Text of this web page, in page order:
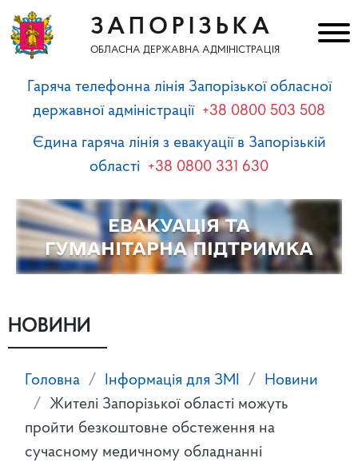
ЗАПОРІЗЬКА
ОБЛАСНА ДЕРЖАВНА АДМІНІСТРАЦІЯ
Гаряча телефонна лінія Запорізької обласної
державної адміністрації +38 0800 503 508
Єдина гаряча лінія з евакуації в Запорізькій
області +38 0800 331 630
НОВИНИ
Головна Інформація для ЗМІ
Новини
Жителі Запорізької області можуть
пройти безкоштовне обстеження на
сучасному медичному обладнанні